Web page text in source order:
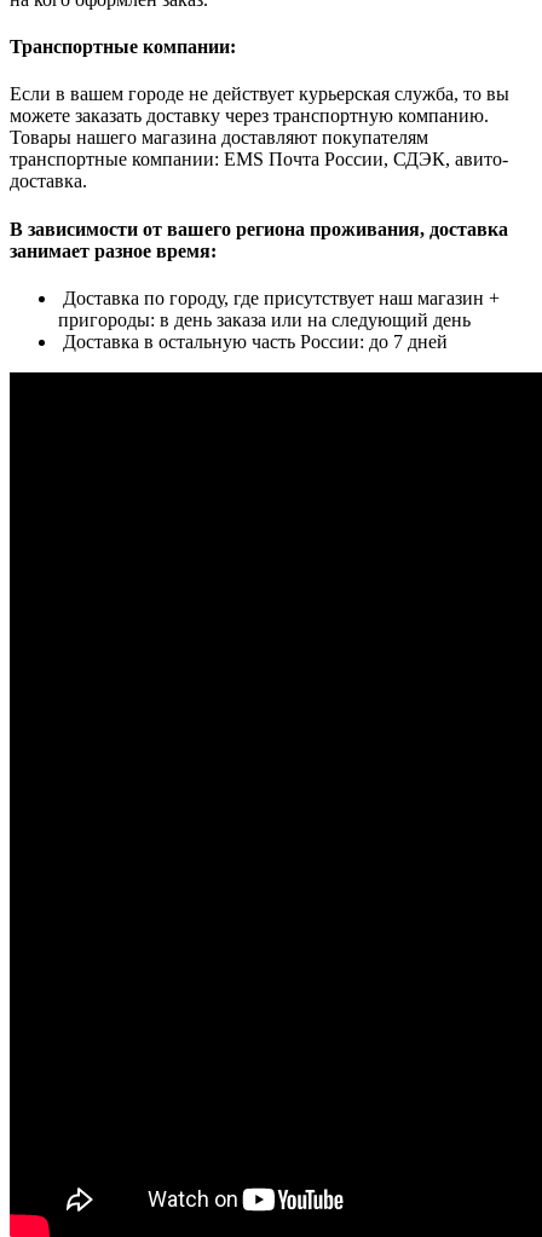
Транспортные компании:
Если в вашем городе не действует курьерская служба, то вы
можете заказать доставку через транспортную компанию.
Товары нашего магазина доставляют покупателям
транспортные компании: EMS Почта России, СДЭК, авито-
доставка.
В зависимости от вашего региона проживания, доставка
занимает разное время:
Доставка по городу, где присутствует наш магазин +
пригороды: в день заказа или на следующий день
Доставка в остальную часть России: до 7 дней